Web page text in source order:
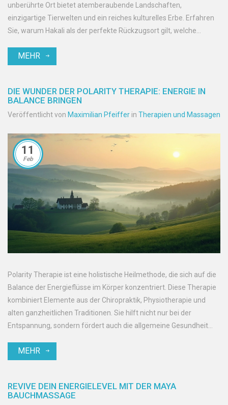
unberührte Ort bietet atemberaubende Landschaften,
einzigartige Tierwelten und ein reiches kulturelles Erbe. Erfahren
Sie, warum Hakali als der perfekte Rückzugsort gilt, welche
Ihre Reise unvergesslich zu gestalten. Lassen Sie sich von der
MEHR
DIE WUNDER DER POLARITY THERAPIE: ENERGIE IN
BALANCE BRINGEN
Veröffentlicht von Maximilian Pfeiffer in Therapien und Massagen
11
Feb
Polarity Therapie ist eine holistische Heilmethode, die sich auf die
Balance der Energieflüsse im Körper konzentriert. Diese Therapie
kombiniert Elemente aus der Chiropraktik, Physiotherapie und
alten ganzheitlichen Traditionen. Sie hilft nicht nur bei der
Entspannung, sondern fördert auch die allgemeine Gesundheit
und reflektierende Gespräche kann Polarity Therapie emotionale
MEHR
REVIVE DEIN ENERGIELEVEL MIT DER MAYA
BAUCHMASSAGE